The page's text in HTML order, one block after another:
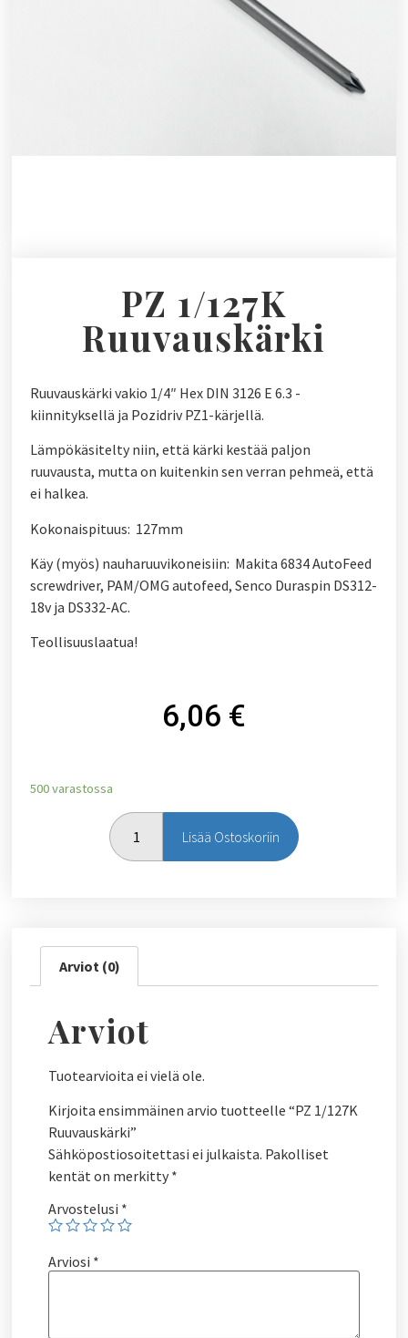
PZ 1/127K
Ruuvauskärki
Ruuvauskärki vakio 1/4″ Hex DIN 3126 E 6.3 -
kiinnityksellä ja Pozidriv PZ1-kärjellä.
Lämpökäsitelty niin, että kärki kestää paljon
ruuvausta, mutta on kuitenkin sen verran pehmeä, että
ei halkea.
Kokonaispituus: 127mm
Käy (myös) nauharuuvikoneisiin: Makita 6834 AutoFeed
screwdriver, PAM/OMG autofeed, Senco Duraspin DS312-
18v ja DS332-AC.
Teollisuuslaatua!
6,06 €
500 varastossa
Lisää Ostoskoriin
Arviot (0)
Arviot
Tuotearvioita ei vielä ole.
Kirjoita ensimmäinen arvio tuotteelle “PZ 1/127K
Ruuvauskärki”
Sähköpostiosoitettasi ei julkaista. Pakolliset
kentät on merkitty *
Arvostelusi *
Arviosi *